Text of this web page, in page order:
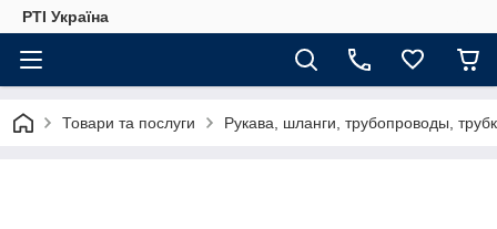
РТІ Україна
Товари та послуги Рукава, шланги, трубопроводы,